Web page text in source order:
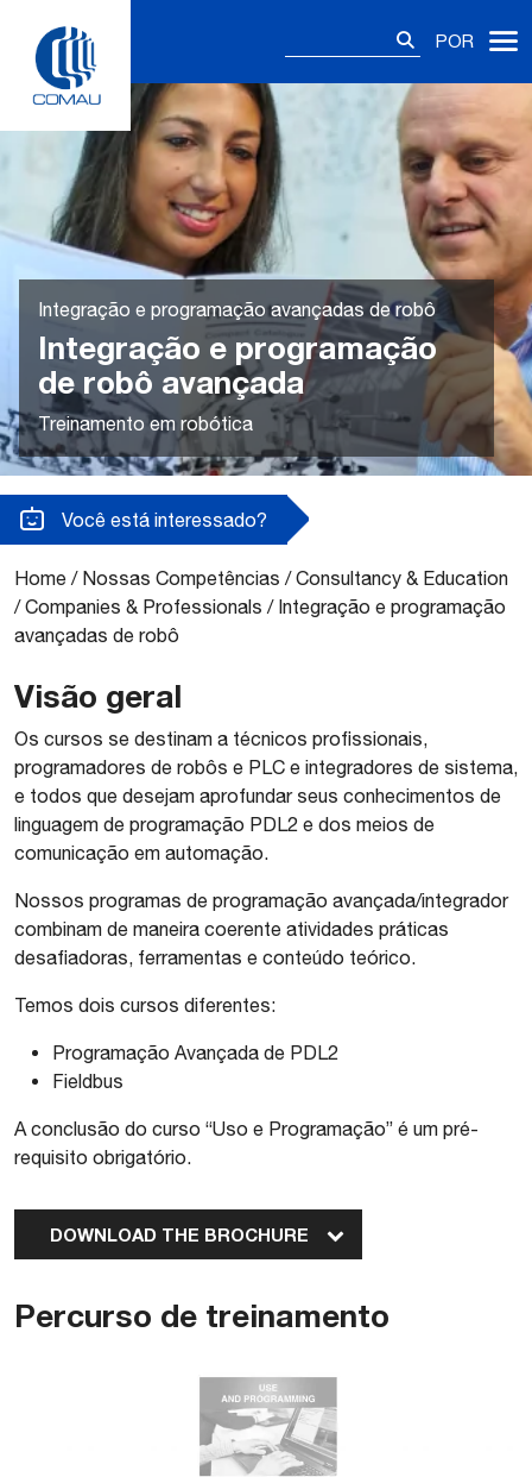
content
POR
Integração e programação avançadas de robô
Integração e programação
de robô avançada
Treinamento em robótica
Você está interessado?
Home / Nossas Competências /Consultancy & Education
/Companies & Professionals / Integração e programação
avançadas de robô
Visão geral
Os cursos se destinam a técnicos profissionais,
programadores de robôs e PLC e integradores de sistema,
e todos que desejam aprofundar seus conhecimentos de
linguagem de programação PDL2 e dos meios de
comunicação em automação.
Nossos programas de programação avançada/integrador
combinam de maneira coerente atividades práticas
desafiadoras, ferramentas e conteúdo teórico.
Temos dois cursos diferentes:
Programação Avançada de PDL2
Fieldbus
A conclusão do curso “Uso e Programação” é um pré-
requisito obrigatório.
DOWNLOAD THE BROCHURE
Percurso de treinamento